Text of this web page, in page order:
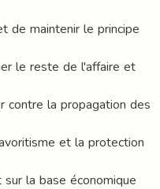
de maintenir le principe
le reste de l'affaire et
contre la propagation des
et la protection
la base économique